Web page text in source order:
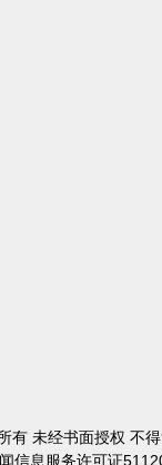
有 未经书面授权 不
信息服务许可证